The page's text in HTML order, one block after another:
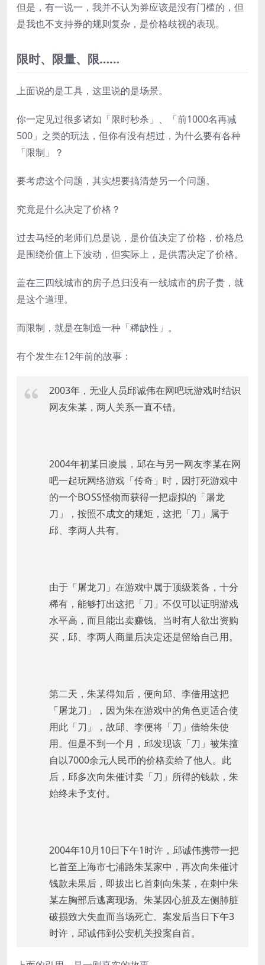
但是，有一说一，我并不认为券应该是没有门槛的，但
是我也不支持券的规则复杂，是价格歧视的表现。
限时、限量、限……
上面说的是工具，这里说的是场景。
你一定见过很多诸如「限时秒杀」、「前1000名再减
500」之类的玩法，但你有没有想过，为什么要有各种
「限制」？
要考虑这个问题，其实想要搞清楚另一个问题。
究竟是什么决定了价格？
过去马经的老师们总是说，是价值决定了价格，价格总
是围绕价值上下波动，但实际上，是供需决定了价格。
盖在三四线城市的房子总归没有一线城市的房子贵，就
是这个道理。
而限制，就是在制造一种「稀缺性」。
有个发生在12年前的故事：
2003年，无业人员邱诚伟在网吧玩游戏时结识
网友朱某，两人关系一直不错。
2004年初某日凌晨，邱在与另一网友李某在网
吧一起玩网络游戏「传奇」时，因打死游戏中
的一个BOSS怪物而获得一把虚拟的「屠龙
刀」，按照不成文的规矩，这把「刀」属于
邱、李两人共有。
由于「屠龙刀」在游戏中属于顶级装备，十分
稀有，能够打出这把「刀」不仅可以证明游戏
水平高，而且能出卖赚钱。当时有人欲出资购
买，邱、李两人商量后决定还是留给自己用。
第二天，朱某得知后，便向邱、李借用这把
「屠龙刀」，因为朱在游戏中的角色更适合使
用此「刀」，故邱、李便将「刀」借给朱使
用。但是不到一个月，邱发现该「刀」被朱擅
自以7000余元人民币的价格卖给了他人。此
后，邱多次向朱催讨卖「刀」所得的钱款，朱
始终未予支付。
2004年10月10日下午1时许，邱诚伟携带一把
匕首至上海市七浦路朱某家中，再次向朱催讨
钱款未果后，即拔出匕首刺向朱某，在刺中朱
某左胸部后逃离现场。朱某因心脏及左侧肺脏
破损致大失血而当场死亡。案发后当日下午3
时许，邱诚伟到公安机关投案自首。